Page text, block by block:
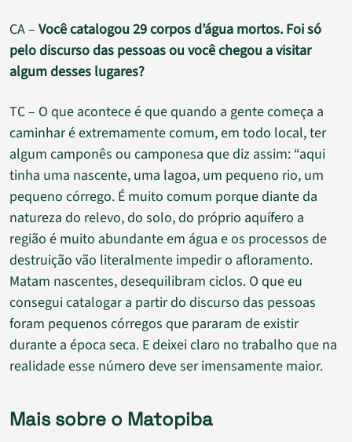
CA – Você catalogou 29 corpos d’água mortos. Foi só
pelo discurso das pessoas ou você chegou a visitar
algum desses lugares?
TC – O que acontece é que quando a gente começa a
caminhar é extremamente comum, em todo local, ter
algum camponês ou camponesa que diz assim: “aqui
tinha uma nascente, uma lagoa, um pequeno rio, um
pequeno córrego. É muito comum porque diante da
natureza do relevo, do solo, do próprio aquífero a
região é muito abundante em água e os processos de
destruição vão literalmente impedir o afloramento.
Matam nascentes, desequilibram ciclos. O que eu
consegui catalogar a partir do discurso das pessoas
foram pequenos córregos que pararam de existir
durante a época seca. E deixei claro no trabalho que na
realidade esse número deve ser imensamente maior.
Mais sobre o Matopiba